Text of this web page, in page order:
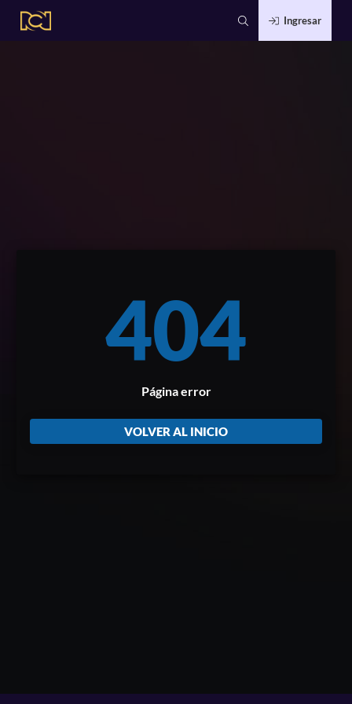
Ingresar
404
Página error
VOLVER AL INICIO